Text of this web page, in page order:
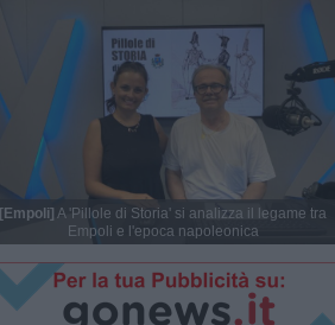
[Empoli] A 'Pillole di Storia' si analizza il legame tra
Empoli e l'epoca napoleonica